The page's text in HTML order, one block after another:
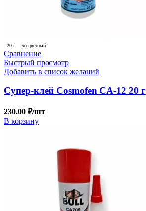
20 г Бесцветный
Сравнение
Быстрый просмотр
Добавить в список желаний
Супер-клей Cosmofen CA-12 20 г
230.00 ₽/шт
В корзину